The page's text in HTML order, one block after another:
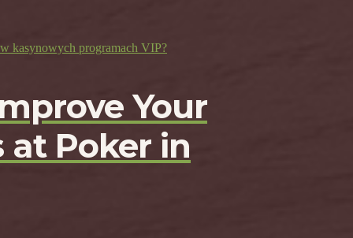
kasynowych programach VIP?
Your
at Poker in